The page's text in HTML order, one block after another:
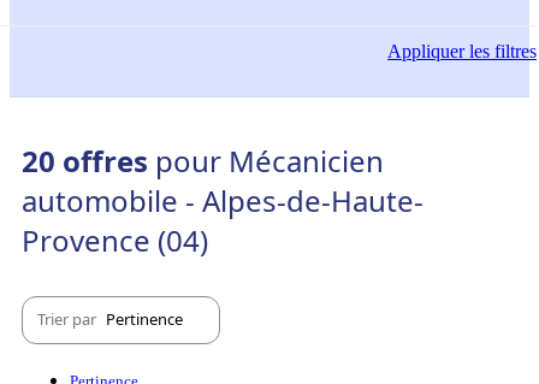
Appliquerles filtres
20 offres pour Mécanicien
automobile - Alpes-de-Haute-
Provence (04)
Trier par Pertinence